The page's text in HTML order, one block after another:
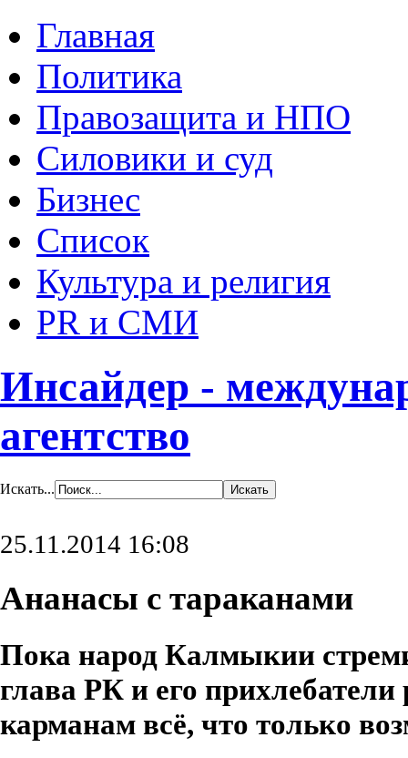
Главная
Политика
Правозащита и НПО
Силовики и суд
Бизнес
Список
Культура и религия
PR и СМИ
Инсайдер -
агентство
Искать...
25.11.2014 16:08
Ананасы с тараканами
Пока народ Калмыкии
глава РК и его
карманам всё, что только